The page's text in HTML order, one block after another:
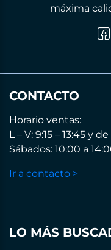
máxima
CONTACTO
Horario ventas:
L – V: 9:15 – 13:45 y
Sábados: 10:00 a
Ir a contacto >
LO MÁS